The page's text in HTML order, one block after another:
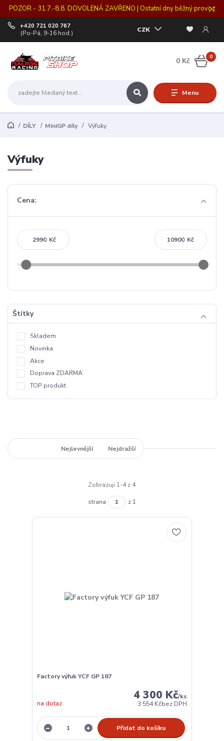
POZOR - 31.7.-8.8. DOVOLENÁ ZAVŘENO | Ostatní dny běžný provoz
Menu
CZK
+420 721 020 767
(Po-Pá, 9-16 hod.)
0
0 Kč
DÍLY MiniGP díly Výfuky
Výfuky
Cena:
Kč Kč
Štítky
Skladem
Novinka
Akce
Doprava ZDARMA
TOP produkt
Nejlevnější Nejdražší
Zobrazuji 1-4 z 4
strana z 1
Factory výfuk YCF GP 187
4 300 Kč/ks
3 554 Kčbez DPH
na dotaz
Přidat do košíku